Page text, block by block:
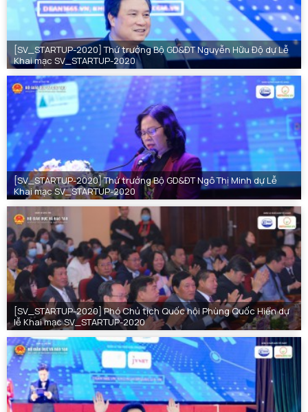
[SV_STARTUP-2020] Thứ trưởng Bộ GD&ĐT Nguyễn Hữu Độ dự Lễ
Khai mạc SV_STARTUP-2020
[SV_STARTUP-2020] Thứ trưởng Bộ GD&ĐT Ngô Thị Minh dự Lễ
Khai mạc SV_STARTUP-2020
[SV_STARTUP-2020] Phó Chủ tịch Quốc hội Phùng Quốc Hiển dự
lễ Khai mạc SV_STARTUP-2020